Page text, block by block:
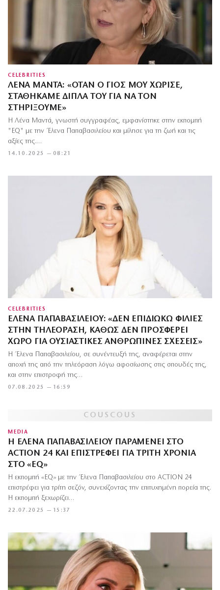
CELEBRITIES
ΛΈΝΑ ΜΑΝΤΆ: «ΌΤΑΝ Ο ΓΙΟΣ ΜΟΥ ΧΏΡΙΣΕ,
ΣΤΑΘΉΚΑΜΕ ΔΊΠΛΑ ΤΟΥ ΓΙΑ ΝΑ ΤΟΝ
ΣΤΗΡΊΞΟΥΜΕ»
14.10.2025 — 08:21
Η Λένα Μαντά, γνωστή συγγραφέας, εμφανίστηκε στην εκπομπή
"EQ" με την Έλενα Παπαβασιλείου και μίλησε για τη ζωή και τις
αξίες της.…
CELEBRITIES
ΈΛΕΝΑ ΠΑΠΑΒΑΣΙΛΕΊΟΥ: «ΔΕΝ ΕΠΙΔΙΏΚΩ ΦΙΛΊΕΣ
ΣΤΗΝ ΤΗΛΕΌΡΑΣΗ, ΚΑΘΏΣ ΔΕΝ ΠΡΟΣΦΈΡΕΙ
ΧΏΡΟ ΓΙΑ ΟΥΣΙΑΣΤΙΚΈΣ ΑΝΘΡΏΠΙΝΕΣ ΣΧΈΣΕΙΣ»
07.08.2025 — 16:59
Η Έλενα Παπαβασιλείου, σε συνέντευξή της, αναφέρεται στην
αποχή της από την τηλεόραση λόγω αφοσίωσης στις σπουδές της,
και στην επιστροφή της…
MEDIA
Η ΈΛΕΝΑ ΠΑΠΑΒΑΣΙΛΕΊΟΥ ΠΑΡΑΜΈΝΕΙ ΣΤΟ
ACTION 24 ΚΑΙ ΕΠΙΣΤΡΈΦΕΙ ΓΙΑ ΤΡΊΤΗ ΧΡΟΝΙΆ
ΣΤΟ «EQ»
22.07.2025 — 15:37
Η εκπομπή «EQ» με την Έλενα Παπαβασιλείου στο ACTION 24
επιστρέφει για τρίτη σεζόν, συνεχίζοντας την επιτυχημένη πορεία της.
Η εκπομπή ξεχωρίζει…